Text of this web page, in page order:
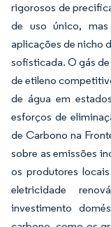
rigorosos de
de uso único, mas
aplicações de nicho
sofisticada. O gás
de etileno
de água em
esforços de
de Carbono na
sobre as emissões
os produtores
eletricidade
investimento